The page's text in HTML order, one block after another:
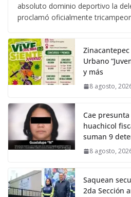
absoluto dominio deportivo la
proclamó oficialmente
Urbano
y más
8 agosto,
Cae
huachicol
suman 9
8 agosto,
Saquean
2da Sección